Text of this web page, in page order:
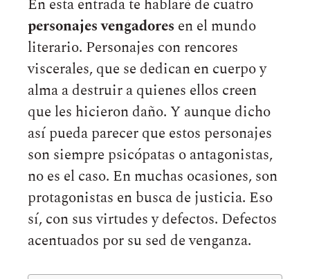
En esta entrada te hablaré de cuatro
personajes vengadores en el mundo
literario. Personajes con rencores
viscerales, que se dedican en cuerpo y
alma a destruir a quienes ellos creen
que les hicieron daño. Y aunque dicho
así pueda parecer que estos personajes
son siempre psicópatas o antagonistas,
no es el caso. En muchas ocasiones, son
protagonistas en busca de justicia. Eso
sí, con sus virtudes y defectos. Defectos
acentuados por su sed de venganza.